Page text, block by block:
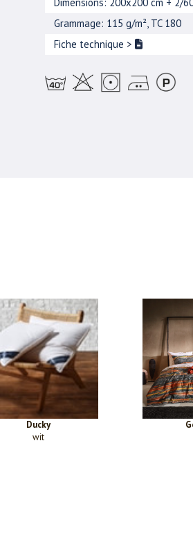
Grammage: 115 g/m², TC 180
Fiche technique >
Ducky
wit